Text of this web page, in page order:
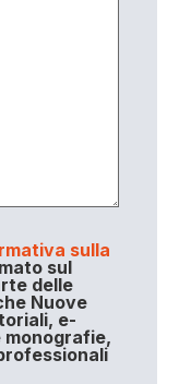
sulla
sul
delle
Nuove
e-
monografie,